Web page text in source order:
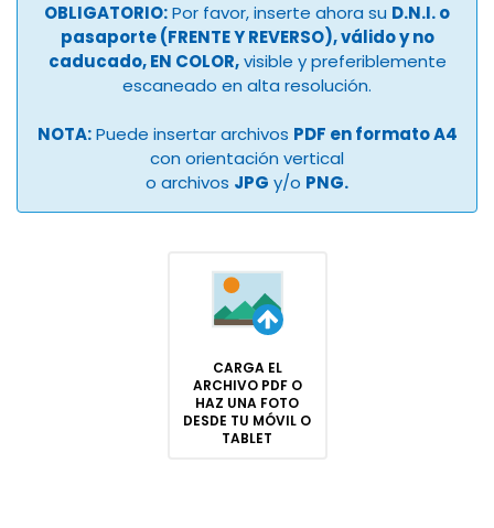
OBLIGATORIO:Por favor, inserte ahora su D.N.I. o
pasaporte (FRENTE Y REVERSO), válido y no
caducado, EN COLOR,visible y preferiblemente
escaneado en alta resolución.
NOTA:Puede insertar archivos PDF en formato A4
con orientación vertical
o archivos JPG y/o PNG.
CARGA EL
ARCHIVO PDF O
HAZ UNA FOTO
DESDE TU MÓVIL O
TABLET